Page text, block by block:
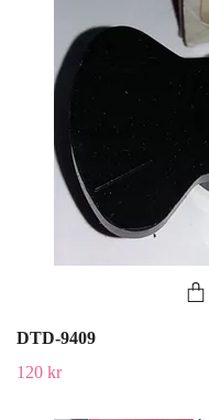
DTD-9409
120 kr